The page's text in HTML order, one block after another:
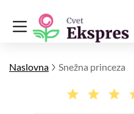
Naslovna Snežna princeza